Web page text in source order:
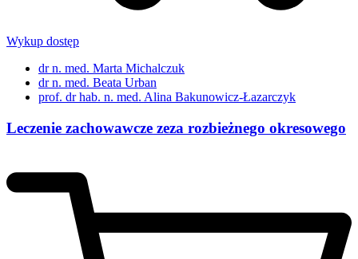
Wykup dostęp
dr n. med. Marta Michalczuk
dr n. med. Beata Urban
prof. dr hab. n. med. Alina Bakunowicz-Łazarczyk
Leczenie zachowawcze zeza rozbieżnego okresowego